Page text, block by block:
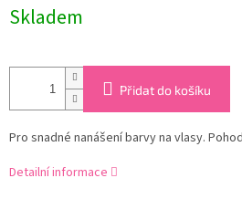
cena:
Skladem
Přidat do košíku
Pro snadné nanášení barvy na vlasy.
Detailní informace